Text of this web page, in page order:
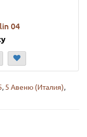
04
, 5 Авеню (Италия),